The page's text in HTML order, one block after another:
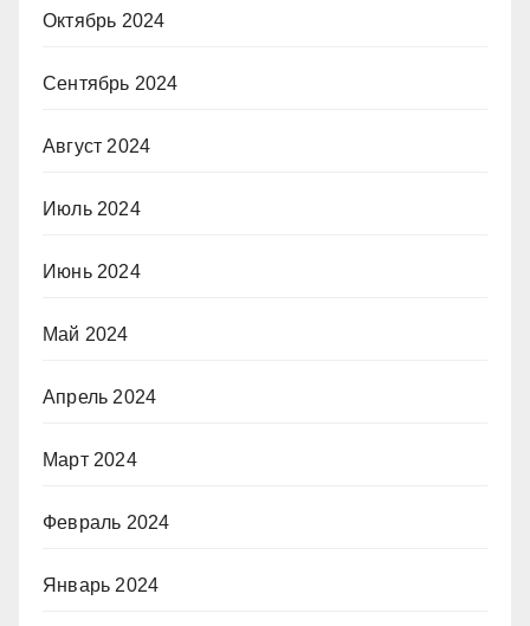
Октябрь 2024
Сентябрь 2024
Август 2024
Июль 2024
Июнь 2024
Май 2024
Апрель 2024
Март 2024
Февраль 2024
Январь 2024